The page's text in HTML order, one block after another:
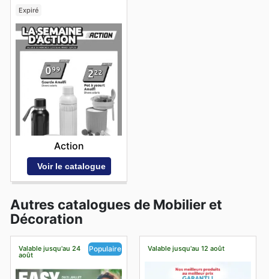
Expiré
Action
Voir le catalogue
Autres catalogues de Mobilier et
Décoration
Valable jusqu'au 24
août
Populaire Valable jusqu'au 12 août